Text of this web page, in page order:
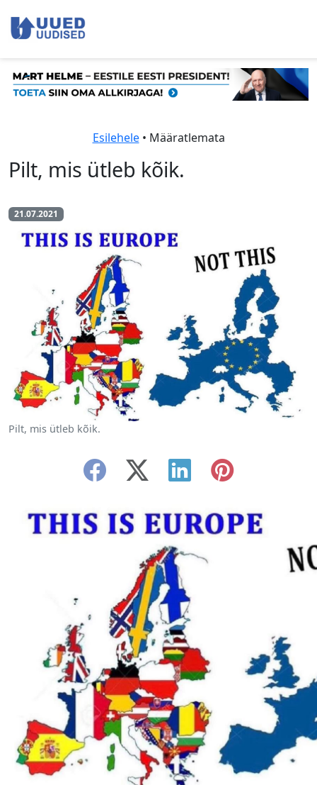
Esilehele• Määratlemata
Pilt, mis ütleb kõik.
21.07.2021
Pilt, mis ütleb kõik.